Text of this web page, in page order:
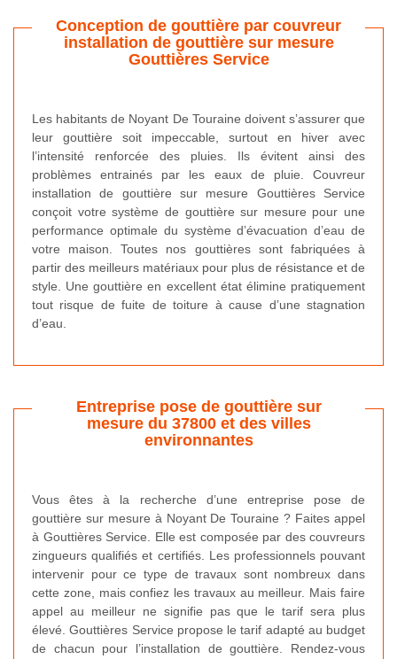
Conception de gouttière par couvreur
installation de gouttière sur mesure
Gouttières Service
Les habitants de Noyant De Touraine doivent s’assurer que
leur gouttière soit impeccable, surtout en hiver avec
l’intensité renforcée des pluies. Ils évitent ainsi des
problèmes entrainés par les eaux de pluie. Couvreur
installation de gouttière sur mesure Gouttières Service
conçoit votre système de gouttière sur mesure pour une
performance optimale du système d’évacuation d’eau de
votre maison. Toutes nos gouttières sont fabriquées à
partir des meilleurs matériaux pour plus de résistance et de
style. Une gouttière en excellent état élimine pratiquement
tout risque de fuite de toiture à cause d’une stagnation
d’eau.
Entreprise pose de gouttière sur
mesure du 37800 et des villes
environnantes
Vous êtes à la recherche d’une entreprise pose de
gouttière sur mesure à Noyant De Touraine ? Faites appel
à Gouttières Service. Elle est composée par des couvreurs
zingueurs qualifiés et certifiés. Les professionnels pouvant
intervenir pour ce type de travaux sont nombreux dans
cette zone, mais confiez les travaux au meilleur. Mais faire
appel au meilleur ne signifie pas que le tarif sera plus
élevé. Gouttières Service propose le tarif adapté au budget
de chacun pour l’installation de gouttière. Rendez-vous